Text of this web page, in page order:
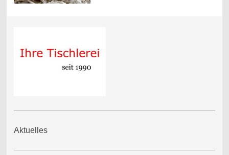
Aktuelles